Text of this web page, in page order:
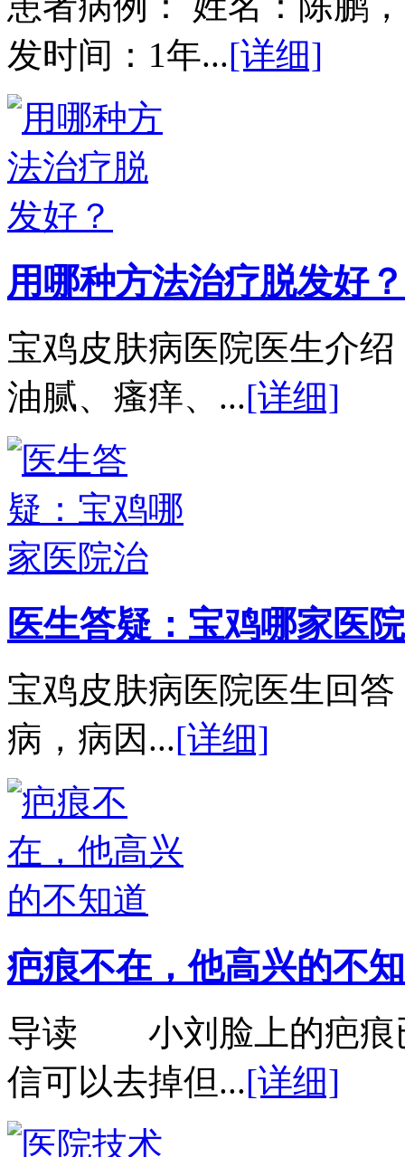
发时间：1年...[详细]
用哪种方法治疗脱发好？
宝鸡皮肤病医院医生介
油腻、瘙痒、...[详细]
医生答疑：宝鸡哪家医
宝鸡皮肤病医院医生回
病，病因...[详细]
疤痕不在，他高兴的不
导读 小刘脸上的疤痕
信可以去掉但...[详细]